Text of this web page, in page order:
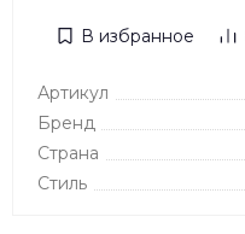
В избранное
Артикул
Бренд
Страна
Стиль